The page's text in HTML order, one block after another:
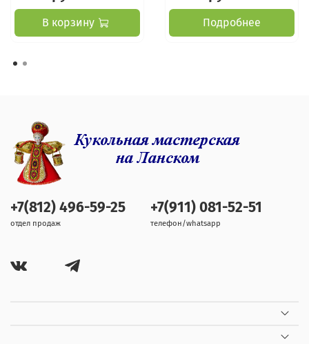
В корзину Подробнее
+7(812) 496-59-25
отдел продаж
+7(911) 081-52-51
телефон/whatsapp